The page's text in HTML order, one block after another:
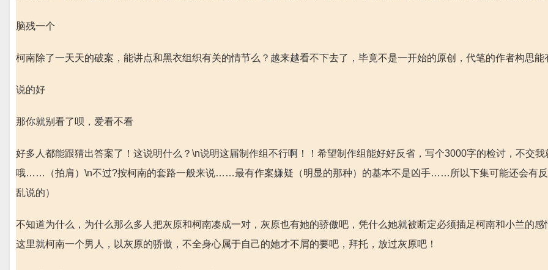
脑残一个
柯南除了一天天的破案，能讲点和黑衣组织有关的情节么？越来越看不下去了，毕竟不是一开始的原创，代笔的作者构思能
说的好
那你就别看了呗，爱看不看
好多人都能跟猜出答案了！这说明什么？\n说明这届制作组不行啊！！希望制作组能好好反省，写个3000字的检讨，不交我
哦……（拍肩）\n不过?按柯南的套路一般来说……最有作案嫌疑（明显的那种）的基本不是凶手……所以下集可能还会有
乱说的）
不知道为什么，为什么那么多人把灰原和柯南凑成一对，灰原也有她的骄傲吧，凭什么她就被断定必须插足柯南和小兰的感
这里就柯南一个男人，以灰原的骄傲，不全身心属于自己的她才不屑的要吧，拜托，放过灰原吧！